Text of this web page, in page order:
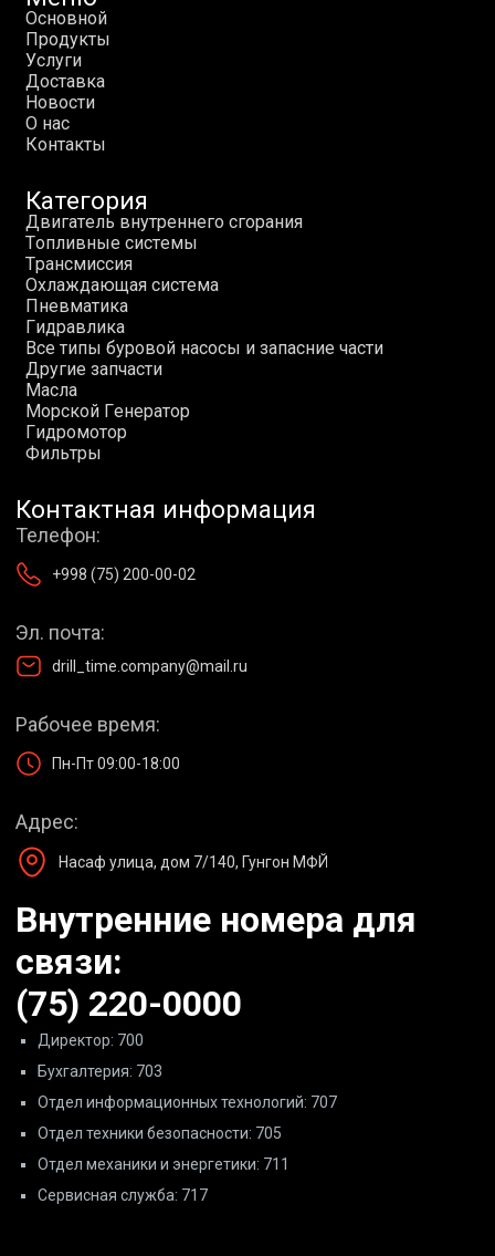
Основной
Продукты
Услуги
Доставка
Новости
О нас
Контакты
Категория
Двигатель внутреннего сгорания
Топливные системы
Трансмиссия
Охлаждающая система
Пневматика
Гидравлика
Все типы буровой насосы и запасние части
Другие запчасти
Масла
Морской Генератор
Гидромотор
Фильтры
Контактная информация
Телефон:
+998 (75) 200-00-02
Эл. почта:
drill_time.company@mail.ru
Рабочее время:
Пн-Пт 09:00-18:00
Адрес:
Насаф улица, дом 7/140, Гунгон МФЙ
Внутренние номера для
связи:
(75) 220-0000
Директор: 700
Бухгалтерия: 703
Отдел информационных технологий: 707
Отдел техники безопасности: 705
Отдел механики и энергетики: 711
Сервисная служба: 717